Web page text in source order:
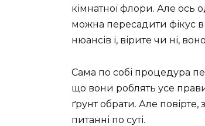
кімнатної флори. Але ось
можна пересадити фікус
нюансів і, вірите чи ні,
Сама по собі процедура
що вони роблять усе
ґрунт обрати. Але
питанні по суті.